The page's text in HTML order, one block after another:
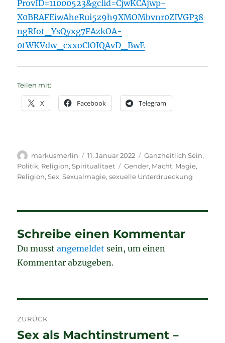
ProvID=11000523&gclid=CjwKCAjwp-
X0BRAFEiwAheRui5z9h9XMOMbvnr0ZIVGP38
ngRIot_YsQyxg7FAzkOA-
0tWKVdw_cxxoClOIQAvD_BwE
Teilen mit:
X Facebook Telegram
Autor
markusmerlin
Veröffentlicht
am
11. Januar 2022 Kategorien
Ganzheitlich Sein,
Politik, Religion,Spiritualitaet Schlagwörter
Gender, Macht, Magie,
Religion,Sex,Sexualmagie,sexuelle Unterdrueckung
Schreibe einen Kommentar
Du musstangemeldet sein, um einen
Kommentar abzugeben.
ZURÜCK
Vorheriger
Sex als Machtinstrument –